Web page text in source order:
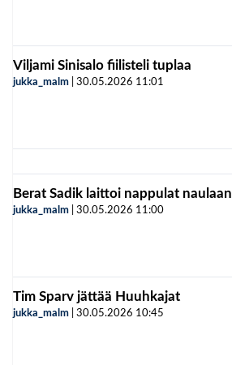
Viljami Sinisalo fiilisteli tuplaa
jukka_malm 30.05.2026 11:01
Berat Sadik laittoi nappulat naulaan
jukka_malm 30.05.2026 11:00
Tim Sparv jättää Huuhkajat
jukka_malm 30.05.2026 10:45